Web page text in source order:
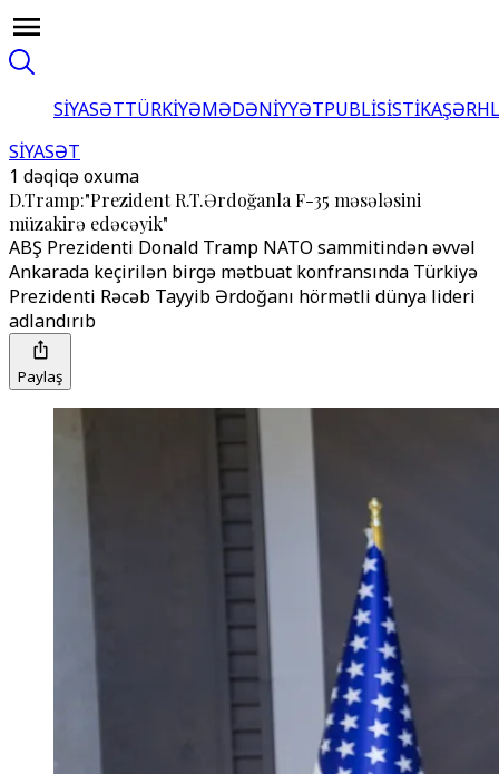
SİYASƏTTÜRKİYƏMƏDƏNİYYƏTPUBLİSİSTİKA
SİYASƏT
1 dəqiqə oxuma
D.Tramp:"Prezident R.T.Ərdoğanla F-35 məsələsini
müzakirə edəcəyik"
ABŞ Prezidenti Donald Tramp NATO sammitindən əvvəl
Ankarada keçirilən birgə mətbuat konfransında Türkiyə
Prezidenti Rəcəb Tayyib Ərdoğanı hörmətli dünya lideri
adlandırıb
Paylaş